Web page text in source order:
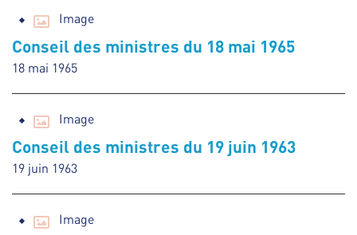
Image
Conseil des ministres du 18 mai 1965
18 mai 1965
Image
Conseil des ministres du 19 juin 1963
19 juin 1963
Image